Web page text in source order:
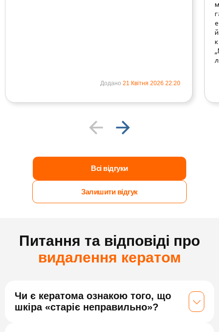
Додано 21 Квітня 2026 22:20
Всі відгуки
Залишити відгук
Питання та відповіді про
видалення кератом
Чи є кератома ознакою того, що
шкіра «старіє неправильно»?